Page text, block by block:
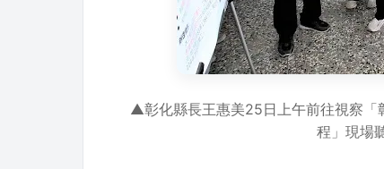
▲彰化縣長王惠美25日上午前往視察「
程」現場